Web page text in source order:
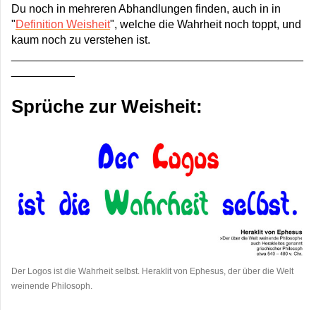
Du noch in mehreren Abhandlungen finden, auch in in
"Definition Weisheit", welche die Wahrheit noch toppt, und
kaum noch zu verstehen ist.
Sprüche zur Weisheit:
Der Logos ist die Wahrheit selbst. Heraklit von Ephesus, der über die Welt
weinende Philosoph.